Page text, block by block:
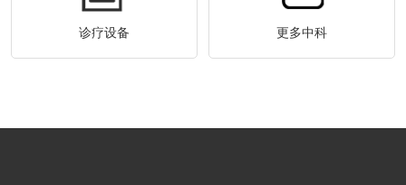
诊疗设备 更多中科